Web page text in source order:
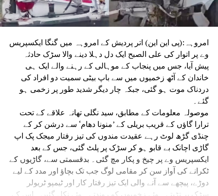
امروہہ:(پی این این) اتر پردیش کے امروہہ میں گنگا ایکسپریس
وے پر اتوار کی علی الصبح ایک دل دہلا دینے والا سڑک حادثہ
پیش آیا، جس میں پنجاب کے موہالی کے رہنے والے ایک ہی
خاندان کے آٹھ زخمیوں میں سے باپ بیٹی سمیت دو افراد کی
دردناک موت ہو گئی، جبکہ چار دیگر شدید طور پر زخمی ہو
گئے۔
موصولہ معلومات کے مطابق، سید نگلی تھانہ علاقے کے تحت
ترارا گاؤں کے قریب بریلی کے ’منونا دھام‘ سے درشن کر کے
چنڈی گڑھ لوٹ رہے عقیدت مندوں کی تیز رفتار میجک پک اپ
گاڑی اچانک بے قابو ہو کر سڑک پر پلٹ گئی، جس کے بعد
ایکسپریس وے پر چیخ و پکار مچ گئی۔ بدقسمتی سے، گاڑیوں کے
ٹکرانے کی آواز سن کر مقامی لوگ جب تک بچاؤ اور مدد کے لیے
دوڑے، پیچھے سے آنے والی ایک تیز رفتار کار اور ٹیمپو ٹریولر